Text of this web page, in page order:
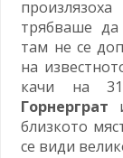
трябваше
там не се
на
качи на
Горнерграт
близкото
се види